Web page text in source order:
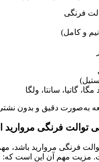
فرنگی
و کامل)
گاتیا، سانتا، ولگا
دقیق و بدون نشتی
توالت فرنگی
توالت فرنگی مروارید
مزیت مهم آن این است که: